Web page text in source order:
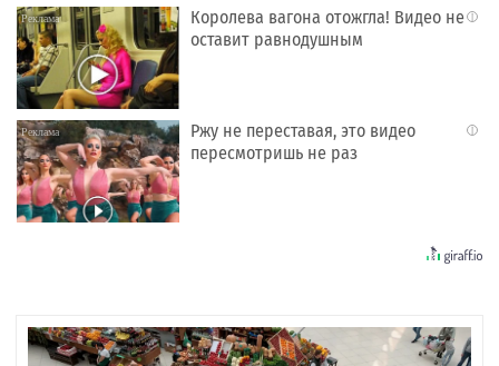
i
Королева вагона отожгла! Видео не
оставит равнодушным
i
Ржу не переставая, это видео
пересмотришь не раз